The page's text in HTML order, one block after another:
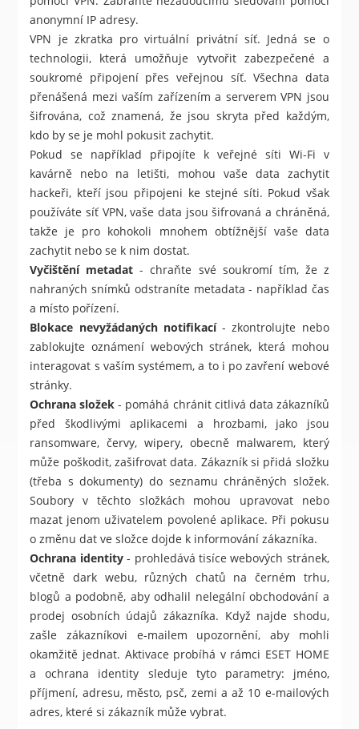
anonymní IP adresy.
VPN je zkratka pro virtuální privátní síť. Jedná se o
technologii, která umožňuje vytvořit zabezpečené a
soukromé připojení přes veřejnou síť. Všechna data
přenášená mezi vaším zařízením a serverem VPN jsou
šifrována, což znamená, že jsou skryta před každým,
kdo by se je mohl pokusit zachytit.
Pokud se například připojíte k veřejné síti Wi-Fi v
kavárně nebo na letišti, mohou vaše data zachytit
hackeři, kteří jsou připojeni ke stejné síti. Pokud však
používáte síť VPN, vaše data jsou šifrovaná a chráněná,
takže je pro kohokoli mnohem obtížnější vaše data
zachytit nebo se k nim dostat.
Vyčištění metadat - chraňte své soukromí tím, že z
nahraných snímků odstraníte metadata - například čas
a místo pořízení.
Blokace nevyžádaných notifikací- zkontrolujte nebo
zablokujte oznámení webových stránek, která mohou
interagovat s vaším systémem, a to i po zavření webové
stránky.
Ochrana složek - pomáhá chránit citlivá data zákazníků
před škodlivými aplikacemi a hrozbami, jako jsou
ransomware, červy, wipery, obecně malwarem, který
může poškodit, zašifrovat data. Zákazník si přidá složku
(třeba s dokumenty) do seznamu chráněných složek.
Soubory v těchto složkách mohou upravovat nebo
mazat jenom uživatelem povolené aplikace. Při pokusu
o změnu dat ve složce dojde k informování zákazníka.
Ochrana identity- prohledává tisíce webových stránek,
včetně dark webu, různých chatů na černém trhu,
blogů a podobně, aby odhalil nelegální obchodování a
prodej osobních údajů zákazníka. Když najde shodu,
zašle zákazníkovi e-mailem upozornění, aby mohli
okamžitě jednat. Aktivace probíhá v rámci ESET HOME
a ochrana identity sleduje tyto parametry: jméno,
příjmení, adresu, město, psč, zemi a až 10 e-mailových
adres, které si zákazník může vybrat.